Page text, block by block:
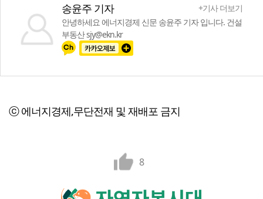
송윤주 기자
+기사 더보기
안녕하세요 에너지경제 신문 송윤주 기자 입니다. 건설
부동산 sjy@ekn.kr
ⓒ 에너지경제,무단전재 및 재배포 금지
8